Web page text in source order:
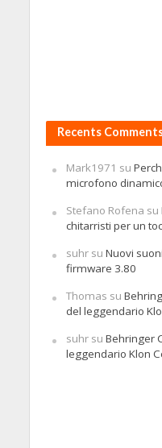
Recents
Mark1971 su
microfono
Stefano Rofena su
chitarristi per un
suhrsu Nuovi
firmware 3.80
Thomas su
del leggendario
suhrsu Behringer
leggendario Klon